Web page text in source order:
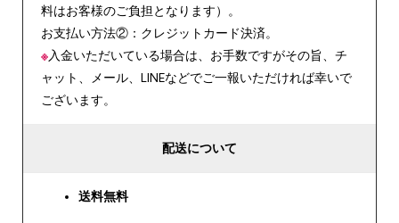
料はお客様のご負担となります）。
お支払い方法②：クレジットカード決済。
※入金いただいている場合は、お手数ですがその旨、チ
ャット、メール、LINEなどでご一報いただければ幸いで
ございます。
配送について
送料無料